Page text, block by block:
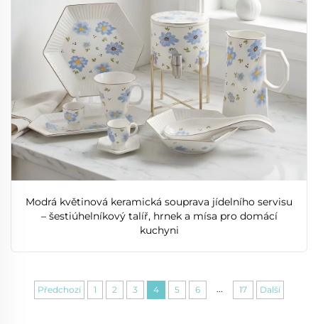
Modrá květinová keramická souprava jídelního servisu
– šestiúhelníkový talíř, hrnek a mísa pro domácí
kuchyni
Předchozí 1 2 3 4 5 6 ... 17 Další